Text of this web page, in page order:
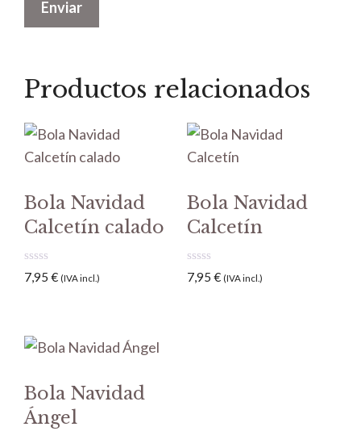
Productos relacionados
Bola Navidad
Calcetín calado
0
d
7,95 € (IVA incl.)
Bola Navidad
Calcetín
0
d
7,95 € (IVA incl.)
Bola Navidad
Ángel